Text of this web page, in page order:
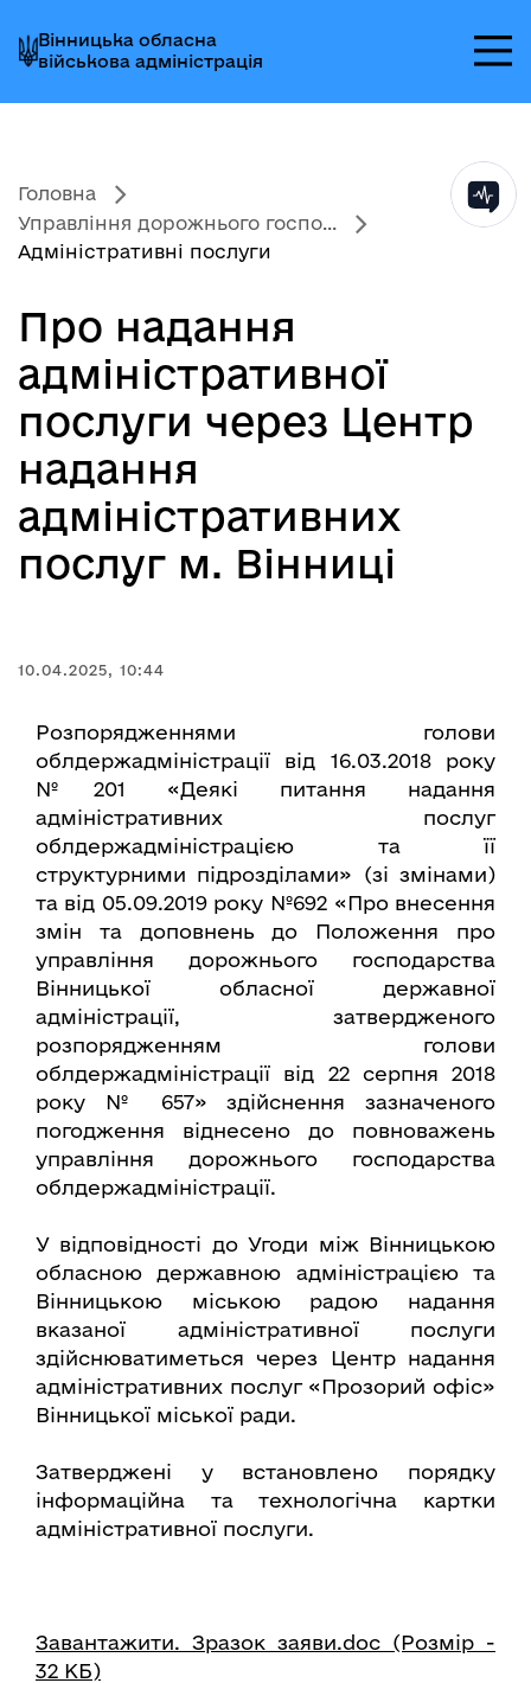
до
головного
меню
до
головного
вмісту
до
головного
колонтитула
Вінницька обласна
військова адміністрація
Головна
Управління дорожнього госпо...
Адміністративні послуги
Про надання
адміністративної
послуги через Центр
надання
адміністративних
послуг м. Вінниці
10.04.2025, 10:44
Розпорядженнями голови
облдержадміністрації від 16.03.2018 року
№201 «Деякі питання надання
адміністративних послуг
облдержадміністрацією та її
структурними підрозділами» (зі змінами)
та від 05.09.2019 року №692 «Про внесення
змін та доповнень до Положення про
управління дорожнього господарства
Вінницької обласної державної
адміністрації, затвердженого
розпорядженням голови
облдержадміністрації від 22 серпня 2018
року № 657» здійснення зазначеного
погодження віднесено до повноважень
управління дорожнього господарства
облдержадміністрації.
У відповідності до Угоди між Вінницькою
обласною державною адміністрацією та
Вінницькою міською радою надання
вказаної адміністративної послуги
здійснюватиметься через Центр надання
адміністративних послуг «Прозорий офіс»
Вінницької міської ради.
Затверджені у встановлено порядку
інформаційна та технологічна картки
адміністративної послуги.
Завантажити. Зразок заяви.doc (Розмір -
32 КБ)